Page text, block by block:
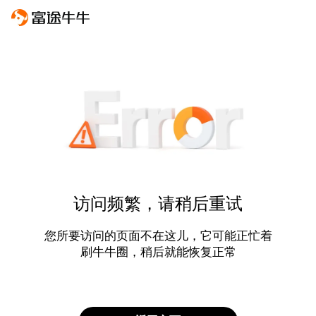
访问频繁，请稍后重试
您所要访问的页面不在这儿，它可能正忙着
刷牛牛圈，稍后就能恢复正常